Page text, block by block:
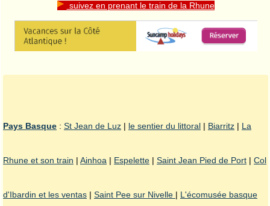
suivez en prenant le train de la Rhune
Pays Basque : St Jean de Luz | le sentier du littoral | Biarritz | La
Rhune et son train | Ainhoa | Espelette | Saint Jean Pied de Port | Col
d'Ibardin et les ventas | Saint Pee sur Nivelle | L'écomusée basque